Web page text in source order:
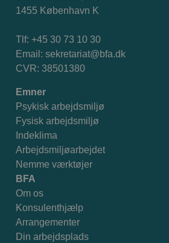
1455 København K
Tlf: +45 30 73 10 30
Email: sekretariat@bfa.dk
CVR: 38501380
Emner
Psykisk arbejdsmiljø
Fysisk arbejdsmiljø
Indeklima
Arbejdsmiljøarbejdet
Nemme værktøjer
BFA
Om os
Konsulenthjælp
Arrangementer
Din arbejdsplads